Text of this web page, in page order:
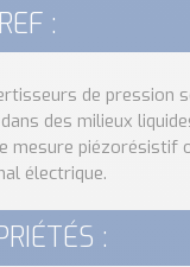
:
de pression
des milieux
mesure piézorésistif
électrique.
: